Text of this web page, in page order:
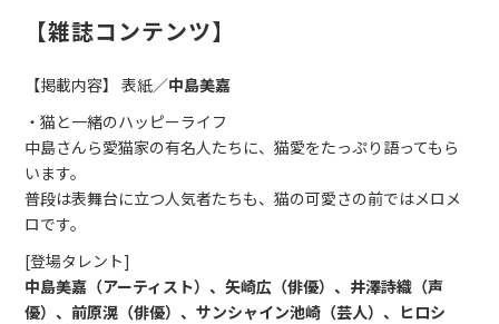
【雑誌コンテンツ】
【掲載内容】 表紙／中島美嘉
・猫と一緒のハッピーライフ
中島さんら愛猫家の有名人たちに、猫愛をたっぷり語ってもら
います。
普段は表舞台に立つ人気者たちも、猫の可愛さの前ではメロメ
ロです。
[登場タレント]
中島美嘉（アーティスト）、矢崎広（俳優）、井澤詩織（声
優）、前原滉（俳優）、サンシャイン池崎（芸人）、ヒロシ